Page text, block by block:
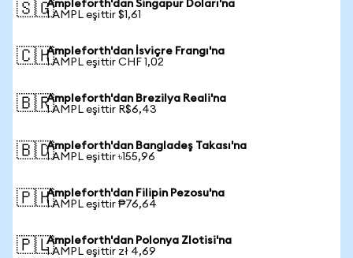
🇸🇬Ampleforth'dan Singapur Doları'na
1 AMPL eşittir $1,61
🇨🇭Ampleforth'dan İsviçre Frangı'na
1 AMPL eşittir CHF 1,02
🇧🇷Ampleforth'dan Brezilya Reali'na
1 AMPL eşittir R$6,43
🇧🇩Ampleforth'dan Bangladeş Takası'na
1 AMPL eşittir ৳155,96
🇵🇭Ampleforth'dan Filipin Pezosu'na
1 AMPL eşittir ₱76,64
🇵🇱Ampleforth'dan Polonya Zlotisi'na
1 AMPL eşittir zł 4,69